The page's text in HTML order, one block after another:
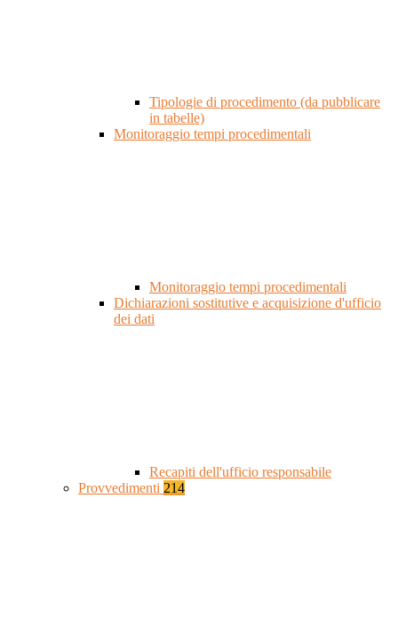
Tipologie di procedimento (da pubblicare
in tabelle)
Monitoraggio tempi procedimentali
Monitoraggio tempi procedimentali
Dichiarazioni sostitutive e acquisizione d'ufficio
dei dati
Recapiti dell'ufficio responsabile
Provvedimenti 214